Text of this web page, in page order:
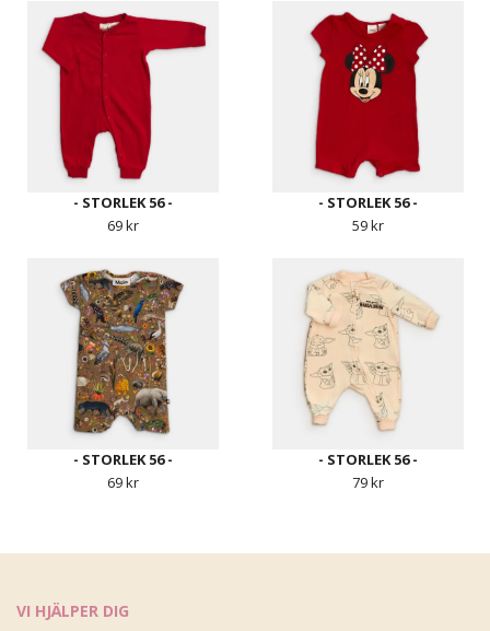
- STORLEK 56 -
69 kr
- STORLEK 56 -
59 kr
- STORLEK 56 -
69 kr
- STORLEK 56 -
79 kr
VI HJÄLPER DIG